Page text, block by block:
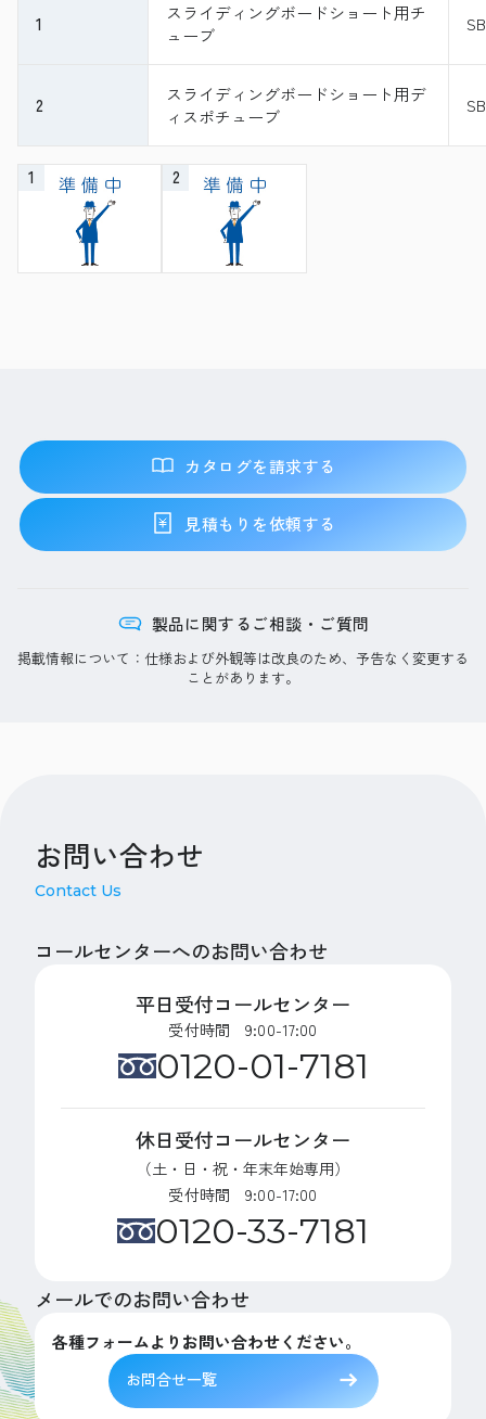
1
スライディングボードショート用チ
ューブ
2
スライディングボードショート用デ
ィスポチューブ
1 2
カタログを請求する
見積もりを依頼する
製品に関するご相談・ご質問
掲載情報について：仕様および外観等は改良のため、予告なく変更する
ことがあります。
お問い合わせ
Contact Us
コールセンターへのお問い合わせ
平日受付コールセンター
受付時間 9:00-17:00
0120-01-7181
休日受付コールセンター
（土・日・祝・年末年始専用）
受付時間 9:00-17:00
0120-33-7181
メールでのお問い合わせ
各種フォームよりお問い合わせください。
お問合せ一覧